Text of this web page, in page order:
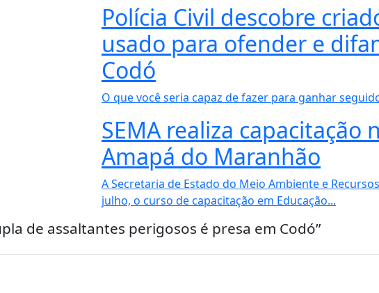
Polícia Civil descobre
usado para ofender e
Codó
O que você seria capaz de fazer para ganhar
SEMA realiza capacitação
Amapá do Maranhão
A Secretaria de Estado do Meio Ambiente e
julho, o curso de capacitação em Educação...
de assaltantes perigosos é presa em Codó”